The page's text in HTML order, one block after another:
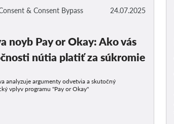
24.07.2025
& Consent Bypass
noyb Pay or Okay: Ako vás
nútia platiť za súkromie
analyzuje argumenty odvetvia a skutočný
vplyv programu "Pay or Okay"